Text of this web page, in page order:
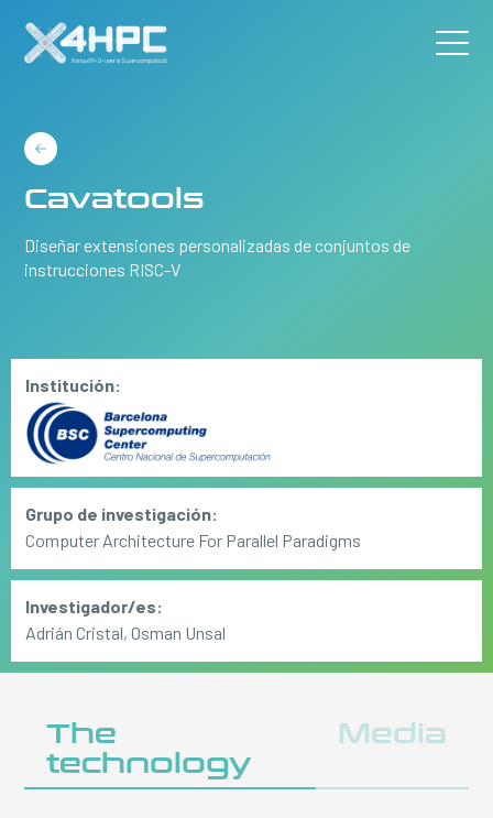
Cavatools
Diseñar extensiones personalizadas de conjuntos de
instrucciones RISC-V
Institución:
Grupo de investigación:
Computer Architecture For Parallel Paradigms
Investigador/es:
Adrián Cristal, Osman Unsal
The
technology
Media